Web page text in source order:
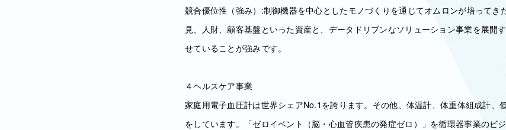
競合優位性（強み）:制御機器を中心としたモノづくりを通じてオムロンが培ってき
見、人財、顧客基盤といった資産と、データドリブンなソリューション事業を展開
せていることが強みです。
４ヘルスケア事業
家庭用電子血圧計は世界シェアNo.1を誇ります。その他、体温計、体重体組成計、
をしています。「ゼロイベント（脳・心血管疾患の発症ゼロ）」を循環器事業のビジ